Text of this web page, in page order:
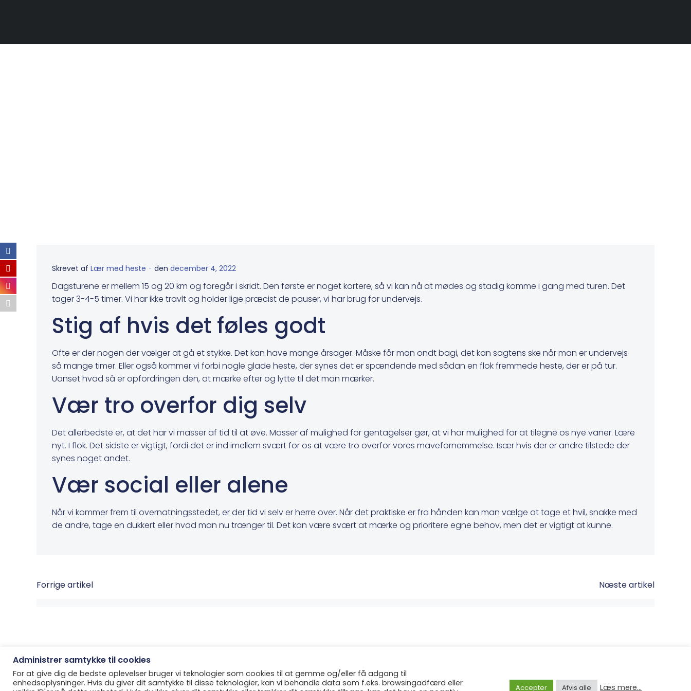
Skrevet af Lær med heste - den december 4, 2022
Dagsturene er mellem 15 og 20 km og foregår i skridt. Den første er noget kortere, så vi kan nå at mødes og stadig komme i gang med turen. Det
tager 3-4-5 timer. Vi har ikke travlt og holder lige præcist de pauser, vi har brug for undervejs.
Stig af hvis det føles godt
Ofte er der nogen der vælger at gå et stykke. Det kan have mange årsager. Måske får man ondt bagi, det kan sagtens ske når man er undervejs
så mange timer. Eller også kommer vi forbi nogle glade heste, der synes det er spændende med sådan en flok fremmede heste, der er på tur.
Uanset hvad så er opfordringen den, at mærke efter og lytte til det man mærker.
Vær tro overfor dig selv
Det allerbedste er, at det har vi masser af tid til at øve. Masser af mulighed for gentagelser gør, at vi har mulighed for at tilegne os nye vaner. Lære
nyt. I flok. Det sidste er vigtigt, fordi det er ind imellem svært for os at være tro overfor vores mavefornemmelse. Især hvis der er andre tilstede der
synes noget andet.
Vær social eller alene
Når vi kommer frem til overnatningsstedet, er der tid vi selv er herre over. Når det praktiske er fra hånden kan man vælge at tage et hvil, snakke med
de andre, tage en dukkert eller hvad man nu trænger til. Det kan være svært at mærke og prioritere egne behov, men det er vigtigt at kunne.
Post
Forrige artikel Næste artikel
© 2026 Lær med heste. Created for free using WordPress andColibri
Administrer samtykke til cookies
For at give dig de bedste oplevelser bruger vi teknologier som cookies til at gemme og/eller få adgang til
enhedsoplysninger. Hvis du giver dit samtykke til disse teknologier, kan vi behandle data som f.eks. browsingadfærd eller
Accepter Afvis alle Læs mere...